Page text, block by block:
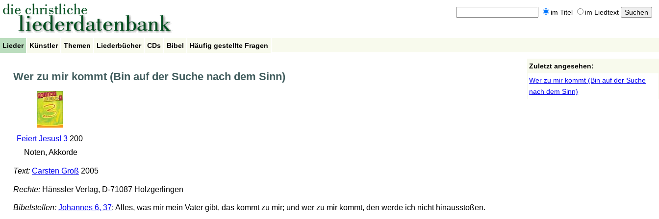
im Titel im Liedtext
Lieder Künstler Themen Liederbücher CDs Bibel Häufig gestellte Fragen
Wer zu mir kommt (Bin auf der Suche nach dem Sinn)
Feiert Jesus! 3 200
Noten, Akkorde
Text: Carsten Groß 2005
Rechte:Hänssler Verlag, D-71087 Holzgerlingen
Bibelstellen: Johannes 6, 37: Alles, was mir mein Vater gibt, das kommt zu mir; und wer zu mir kommt, den werde ich nicht hinausstoßen.
Zuletzt angesehen:
Wer zu mir kommt (Bin auf der Suche
nach dem Sinn)